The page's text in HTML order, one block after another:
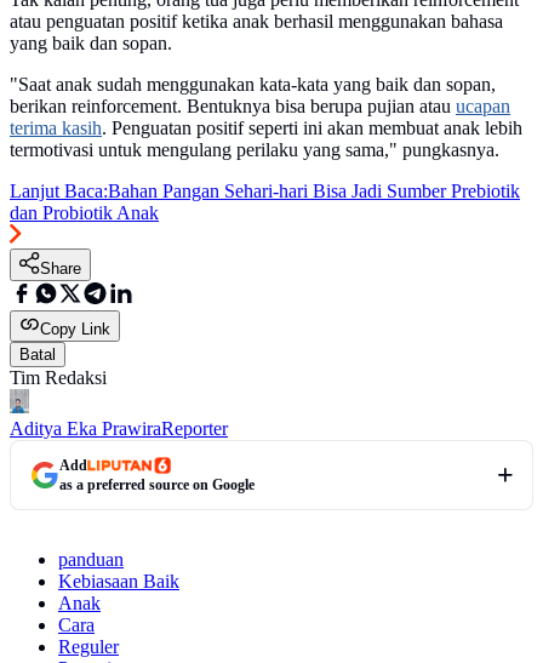
atau penguatan positif ketika anak berhasil menggunakan bahasa
yang baik dan sopan.
"Saat anak sudah menggunakan kata-kata yang baik dan sopan,
berikan reinforcement. Bentuknya bisa berupa pujian atau ucapan
terima kasih. Penguatan positif seperti ini akan membuat anak lebih
termotivasi untuk mengulang perilaku yang sama," pungkasnya.
Lanjut Baca:Bahan Pangan Sehari-hari Bisa Jadi Sumber Prebiotik
dan Probiotik Anak
Share
Copy Link
Batal
Tim Redaksi
Aditya Eka PrawiraReporter
Add
as a preferred source on Google
panduan
Kebiasaan Baik
Anak
Cara
Reguler